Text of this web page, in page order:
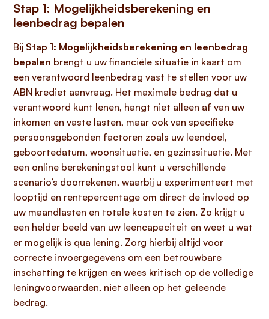
Stap 1: Mogelijkheidsberekening en
leenbedrag bepalen
Bij Stap 1: Mogelijkheidsberekening en leenbedrag
bepalen brengt u uw financiële situatie in kaart om
een verantwoord leenbedrag vast te stellen voor uw
ABN krediet aanvraag. Het maximale bedrag dat u
verantwoord kunt lenen, hangt niet alleen af van uw
inkomen en vaste lasten, maar ook van specifieke
persoonsgebonden factoren zoals uw leendoel,
geboortedatum, woonsituatie, en gezinssituatie. Met
een online berekeningstool kunt u verschillende
scenario’s doorrekenen, waarbij u experimenteert met
looptijd en rentepercentage om direct de invloed op
uw maandlasten en totale kosten te zien. Zo krijgt u
een helder beeld van uw leencapaciteit en weet u wat
er mogelijk is qua lening. Zorg hierbij altijd voor
correcte invoergegevens om een betrouwbare
inschatting te krijgen en wees kritisch op de volledige
leningvoorwaarden, niet alleen op het geleende
bedrag.